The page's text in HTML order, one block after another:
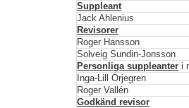
Suppleant
Jack Ahlenius
Revisorer
Roger Hansson
Solveig Sundin-Jonsson
Personliga suppleanter i
Inga-Lill Örjegren
Roger Vallén
Godkänd revisor